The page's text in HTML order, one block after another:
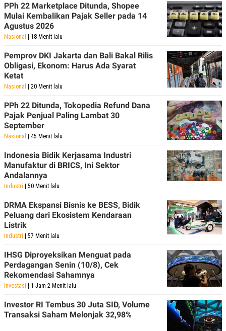
PPh 22 Marketplace Ditunda, Shopee
Mulai Kembalikan Pajak Seller pada 14
Agustus 2026
Nasional | 18 Menit lalu
Pemprov DKI Jakarta dan Bali Bakal Rilis
Obligasi, Ekonom: Harus Ada Syarat
Ketat
Nasional | 20 Menit lalu
PPh 22 Ditunda, Tokopedia Refund Dana
Pajak Penjual Paling Lambat 30
September
Nasional | 45 Menit lalu
Indonesia Bidik Kerjasama Industri
Manufaktur di BRICS, Ini Sektor
Andalannya
Industri | 50 Menit lalu
DRMA Ekspansi Bisnis ke BESS, Bidik
Peluang dari Ekosistem Kendaraan
Listrik
Industri | 57 Menit lalu
IHSG Diproyeksikan Menguat pada
Perdagangan Senin (10/8), Cek
Rekomendasi Sahamnya
Investasi | 1 Jam 2 Menit lalu
Investor RI Tembus 30 Juta SID, Volume
Transaksi Saham Melonjak 32,98%